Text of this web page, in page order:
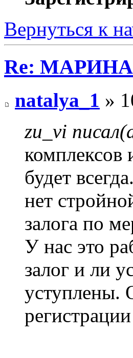
Вернуться к
Re:
natalya_1 »
zu_vi
комплексов
будет
нет
залога по
У нас это
залог и ли
уступлены.